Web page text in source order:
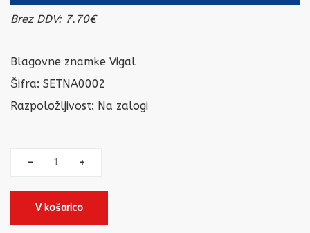
Brez DDV: 7.70€
Blagovne znamke Vigal
Šifra: SETNA0002
Razpoložljivost: Na zalogi
V košarico